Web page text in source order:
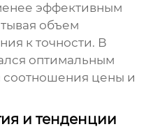
эффективным
объем
к точности. В
оптимальным
соотношения цены и
и тенденции